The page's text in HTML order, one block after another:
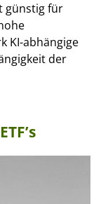
günstig für
KI-abhängige
der